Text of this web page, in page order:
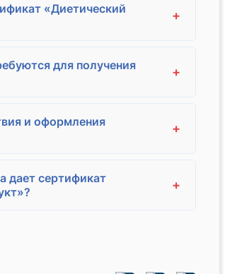
«Диетический
+
для получения
+
и оформления
+
дает сертификат
+